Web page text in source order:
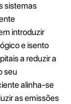
sistemas
introduzir
e isento
a reduzir a
seu
alinha-se
as emissões